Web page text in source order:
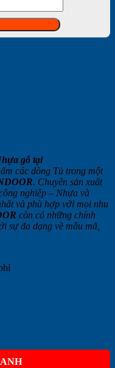
gỗ tại
các dòng Tủ trong một
. Chuyên sản xuất
nghiêp – Nhựa và
và phù hợp với mọi nhu
còn có những chính
sự đa dạng về mẫu mã,